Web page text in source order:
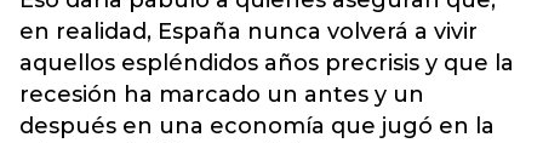
en realidad, España nunca volverá a vivir
aquellos espléndidos años precrisis y que la
recesión ha marcado un antes y un
después en una economía que jugó en la